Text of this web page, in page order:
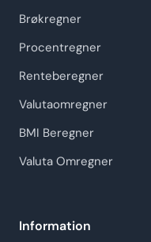
Brøkregner
Procentregner
Renteberegner
Valutaomregner
BMI Beregner
Valuta Omregner
Information